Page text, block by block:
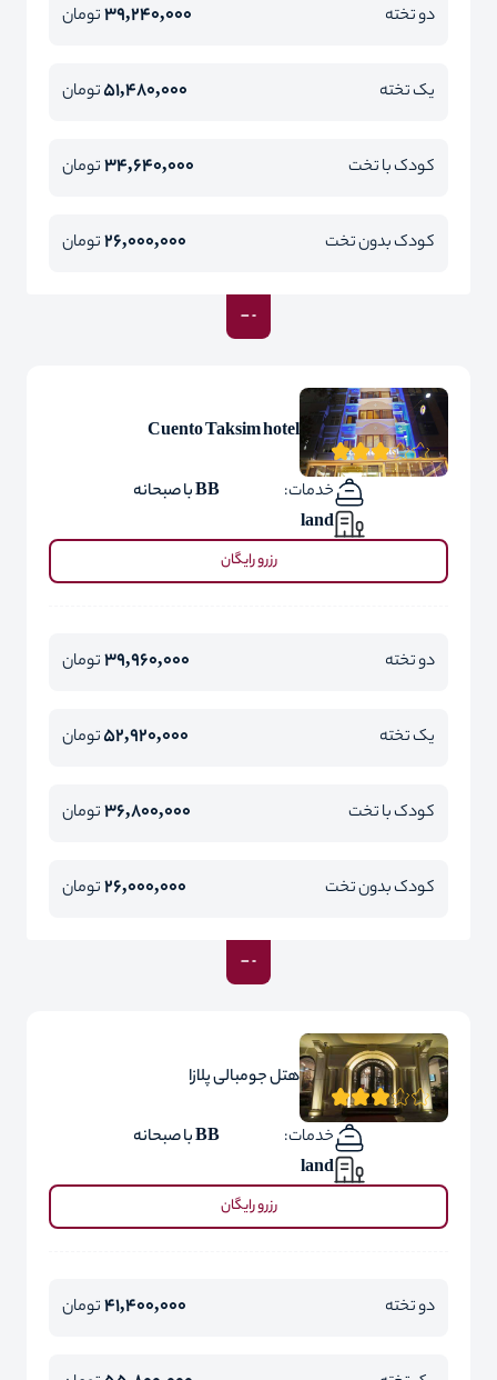
دو تخته 39,240,000تومان
یک تخته 51,480,000تومان
کودک با تخت 34,640,000تومان
کودک بدون تخت 26,000,000تومان
Cuento Taksim hotel
خدمات:
BB با صبحانه
land
رزرو رایگان
دو تخته 39,960,000تومان
یک تخته 52,920,000تومان
کودک با تخت 36,800,000تومان
کودک بدون تخت 26,000,000تومان
هتل جومبالی پلازا
خدمات:
BB با صبحانه
land
رزرو رایگان
دو تخته 41,400,000تومان